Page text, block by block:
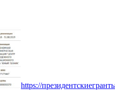
https://